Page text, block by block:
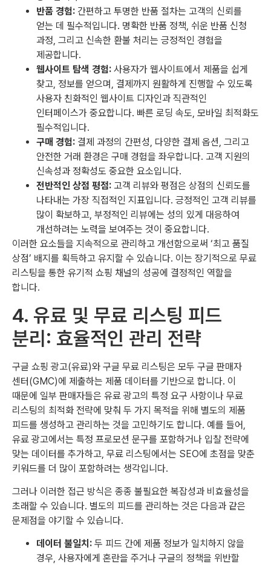
반품 경험: 간편하고 투명한 반품 절차는 고객의 신뢰를
얻는 데 필수적입니다. 명확한 반품 정책, 쉬운 반품 신청
과정, 그리고 신속한 환불 처리는 긍정적인 경험을
제공합니다.
웹사이트 탐색 경험: 사용자가 웹사이트에서 제품을 쉽게
찾고, 정보를 얻으며, 결제까지 원활하게 진행할 수 있도록
사용자 친화적인 웹사이트 디자인과 직관적인
인터페이스가 중요합니다. 빠른 로딩 속도, 모바일 최적화도
필수적입니다.
구매 경험: 결제 과정의 간편성, 다양한 결제 옵션, 그리고
안전한 거래 환경은 구매 경험을 좌우합니다. 고객 지원의
신속성과 정확성도 중요한 요소입니다.
전반적인 상점 평점: 고객 리뷰와 평점은 상점의 신뢰도를
나타내는 가장 직접적인 지표입니다. 긍정적인 고객 리뷰를
많이 확보하고, 부정적인 리뷰에는 성의 있게 대응하여
개선하려는 노력을 보여주는 것이 중요합니다.
이러한 요소들을 지속적으로 관리하고 개선함으로써 ‘최고 품질
상점’ 배지를 획득하고 유지할 수 있습니다. 이는 장기적으로 무료
리스팅을 통한 유기적 쇼핑 채널의 성공에 결정적인 역할을
합니다.
4. 유료 및 무료 리스팅 피드
분리: 효율적인 관리 전략
구글 쇼핑 광고(유료)와 구글 무료 리스팅은 모두 구글 판매자
센터(GMC)에 제출하는 제품 데이터를 기반으로 합니다. 이
때문에 일부 판매자들은 유료 광고의 특정 요구 사항이나 무료
리스팅의 최적화 전략에 맞춰 두 가지 목적을 위해 별도의 제품
피드를 생성하고 관리하는 것을 고민하기도 합니다. 예를 들어,
유료 광고에서는 특정 프로모션 문구를 포함하거나 입찰 전략에
맞는 데이터를 추가하고, 무료 리스팅에서는 SEO에 초점을 맞춘
키워드를 더 많이 포함하려는 생각입니다.
그러나 이러한 접근 방식은 종종 불필요한 복잡성과 비효율성을
초래할 수 있습니다. 별도의 피드를 관리하는 것은 다음과 같은
문제점을 야기할 수 있습니다.
데이터 불일치: 두 피드 간에 제품 정보가 일치하지 않을
경우, 사용자에게 혼란을 주거나 구글의 정책을 위반할